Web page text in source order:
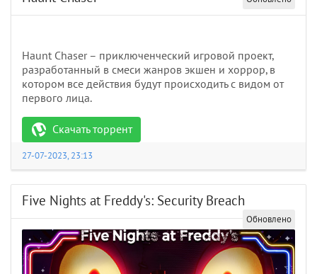
Haunt Chaser – приключенческий игровой проект,
разработанный в смеси жанров экшен и хоррор, в
котором все действия будут происходить с видом от
первого лица.
Скачать торрент
27-07-2023, 23:13
Five Nights at Freddy's: Security Breach
Обновлено